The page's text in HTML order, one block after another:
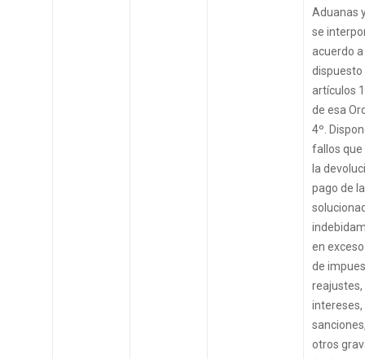
Aduanas
se
acuerdo a
dispuesto
artículos
de esa
4º.
fallos que
la
pago de
en
de
reajustes,
intereses,
otros